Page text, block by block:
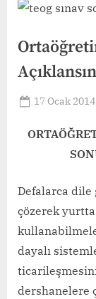
Açıklansın
Posted
17 Ocak 2014
Defalarca dile
çözerek
dayalı
dershanelere